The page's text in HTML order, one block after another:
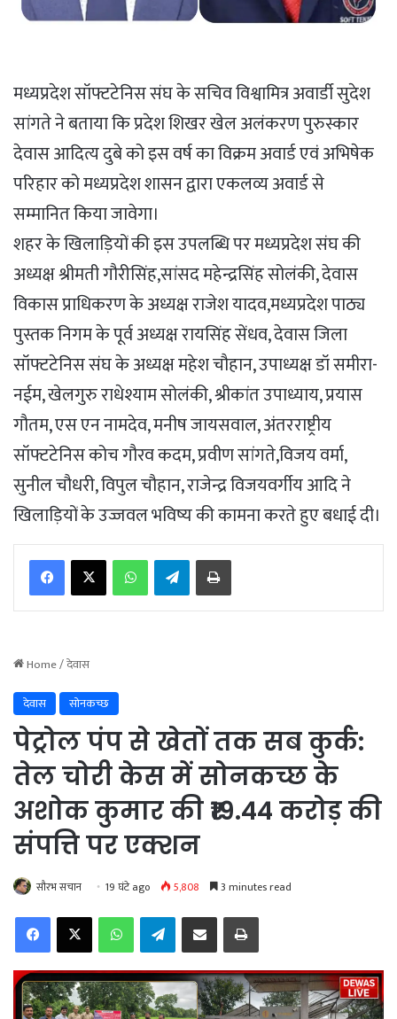
मध्यप्रदेश सॉफ्टटेनिस संघ के सचिव विश्वामित्र अवार्डी सुदेश
सांगते ने बताया कि प्रदेश शिखर खेल अलंकरण पुरुस्कार
देवास आदित्य दुबे को इस वर्ष का विक्रम अवार्ड एवं अभिषेक
परिहार को मध्यप्रदेश शासन द्वारा एकलव्य अवार्ड से
सम्मानित किया जावेगा।
शहर के खिलाड़ियों की इस उपलब्धि पर मध्यप्रदेश संघ की
अध्यक्ष श्रीमती गौरीसिंह,सांसद महेन्द्रसिंह सोलंकी, देवास
विकास प्राधिकरण के अध्यक्ष राजेश यादव,मध्यप्रदेश पाठ्य
पुस्तक निगम के पूर्व अध्यक्ष रायसिंह सेंधव, देवास जिला
सॉफ्टटेनिस संघ के अध्यक्ष महेश चौहान, उपाध्यक्ष डॉ समीरा-
नईम, खेलगुरु राधेश्याम सोलंकी, श्रीकांत उपाध्याय, प्रयास
गौतम, एस एन नामदेव, मनीष जायसवाल, अंतरराष्ट्रीय
सॉफ्टटेनिस कोच गौरव कदम, प्रवीण सांगते,विजय वर्मा,
सुनील चौधरी, विपुल चौहान, राजेन्द्र विजयवर्गीय आदि ने
खिलाड़ियों के उज्जवल भविष्य की कामना करते हुए बधाई दी।
WhatsAppTelegramPrint